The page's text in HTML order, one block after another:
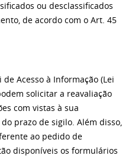
ou desclassificados
de acordo com o Art. 45
Acesso à Informação (Lei
solicitar a reavaliação
com vistas à sua
prazo de sigilo. Além disso,
ao pedido de
disponíveis os formulários